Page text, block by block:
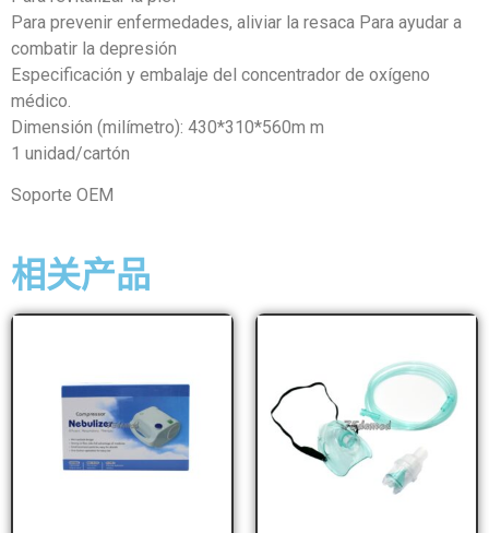
Para prevenir enfermedades, aliviar la resaca Para ayudar a
combatir la depresión
Especificación y embalaje del concentrador de oxígeno
médico.
Dimensión (milímetro): 430*310*560m m
1 unidad/cartón
Soporte OEM
相关产品